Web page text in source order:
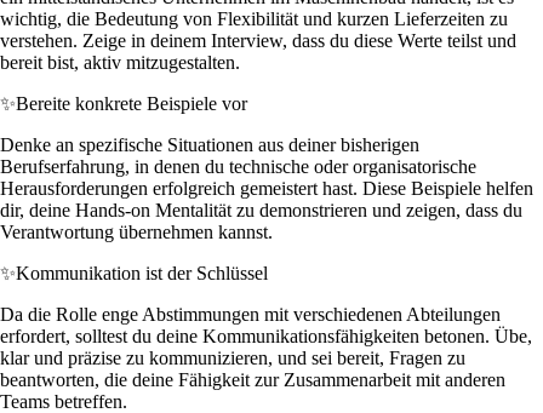
wichtig, die Bedeutung von Flexibilität und kurzen Lieferzeiten zu
verstehen. Zeige in deinem Interview, dass du diese Werte teilst und
bereit bist, aktiv mitzugestalten.
✨Bereite konkrete Beispiele vor
Denke an spezifische Situationen aus deiner bisherigen
Berufserfahrung, in denen du technische oder organisatorische
Herausforderungen erfolgreich gemeistert hast. Diese Beispiele helfen
dir, deine Hands-on Mentalität zu demonstrieren und zeigen, dass du
Verantwortung übernehmen kannst.
✨Kommunikation ist der Schlüssel
Da die Rolle enge Abstimmungen mit verschiedenen Abteilungen
erfordert, solltest du deine Kommunikationsfähigkeiten betonen. Übe,
klar und präzise zu kommunizieren, und sei bereit, Fragen zu
beantworten, die deine Fähigkeit zur Zusammenarbeit mit anderen
Teams betreffen.